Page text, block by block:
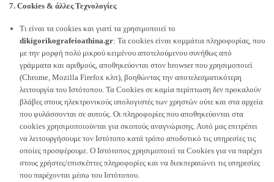
7. Cookies & άλλες Τεχνολογίες
Τι είναι τα cookies και γιατί τα χρησιμοποιεί το
dikigorikografeioathina.gr: Τα cookies είναι κομμάτια πληροφορίας, που
με την μορφή πολύ μικρού κειμένου αποτελούμενου συνήθως από
γράμματα και αριθμούς, αποθηκεύονται στον browser που χρησιμοποιεί
(Chrome, Mozilla Firefox κλπ), βοηθώντας την αποτελεσματικότερη
λειτουργία του Ιστότοπου. Τα Cookies σε καμία περίπτωση δεν προκαλούν
βλάβες στους ηλεκτρονικούς υπολογιστές των χρηστών ούτε και στα αρχεία
που φυλάσσονται σε αυτούς. Οι πληροφορίες που αποθηκεύονται στα
cookies χρησιμοποιούνται για σκοπούς αναγνώρισης. Αυτό μας επιτρέπει
να λειτουργήσουμε τον Ιστότοπο κατά τρόπο αποδοτικό τις υπηρεσίες τις
οποίες προσφέρουμε. O Ιστότοπος χρησιμοποιεί τα Cookies για να παρέχει
στους χρήστες/επισκέπτες πληροφορίες και να διεκπεραιώνει τις υπηρεσίες
που παρέχονται μέσω του Ιστότοπου.